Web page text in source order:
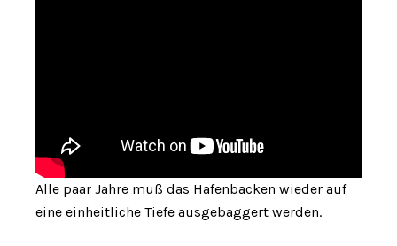
Alle paar Jahre muß das Hafenbacken wieder auf
eine einheitliche Tiefe ausgebaggert werden.